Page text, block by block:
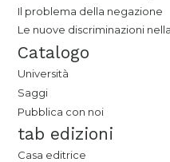
Il problema della negazione
Le nuove discriminazioni
Catalogo
Università
Saggi
Pubblica con noi
tab edizioni
Casa editrice